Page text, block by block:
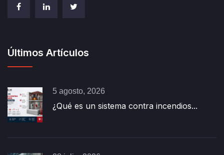
Últimos Artículos
5 agosto, 2026
¿Qué es un sistema contra incendios...